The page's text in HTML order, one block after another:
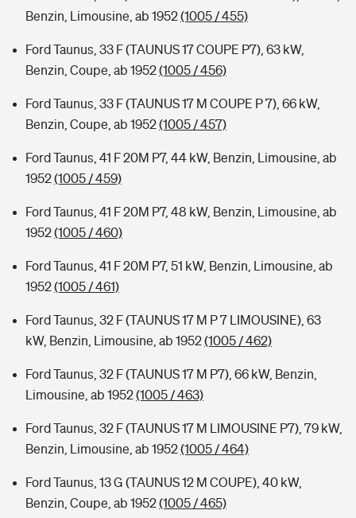
Benzin, Limousine, ab 1952(1005 / 455)
Ford Taunus, 33 F (TAUNUS 17 COUPE P7), 63 kW,
Benzin, Coupe, ab 1952(1005 / 456)
Ford Taunus, 33 F (TAUNUS 17 M COUPE P 7), 66 kW,
Benzin, Coupe, ab 1952(1005 / 457)
Ford Taunus, 41 F 20M P7, 44 kW, Benzin, Limousine, ab
1952(1005 / 459)
Ford Taunus, 41 F 20M P7, 48 kW, Benzin, Limousine, ab
1952(1005 / 460)
Ford Taunus, 41 F 20M P7, 51 kW, Benzin, Limousine, ab
1952(1005 / 461)
Ford Taunus, 32 F (TAUNUS 17 M P 7 LIMOUSINE), 63
kW, Benzin, Limousine, ab 1952(1005 / 462)
Ford Taunus, 32 F (TAUNUS 17 M P7), 66 kW, Benzin,
Limousine, ab 1952(1005 / 463)
Ford Taunus, 32 F (TAUNUS 17 M LIMOUSINE P7), 79 kW,
Benzin, Limousine, ab 1952(1005 / 464)
Ford Taunus, 13 G (TAUNUS 12 M COUPE), 40 kW,
Benzin, Coupe, ab 1952(1005 / 465)